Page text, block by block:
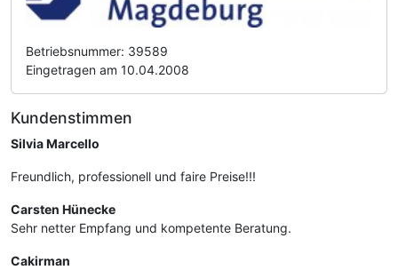
Betriebsnummer: 39589
Eingetragen am 10.04.2008
Kundenstimmen
Silvia Marcello
Freundlich, professionell und faire Preise!!!
Carsten Hünecke
Sehr netter Empfang und kompetente Beratung.
Cakirman